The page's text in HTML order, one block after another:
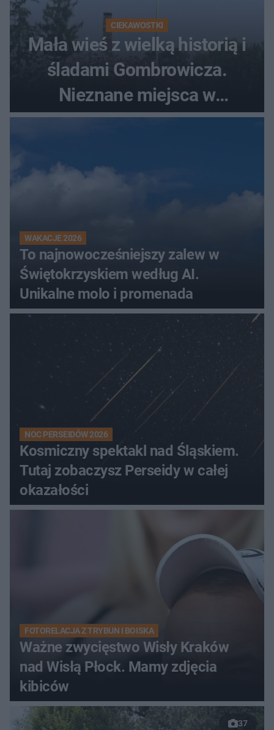
CIEKAWOSTKI
Mała wieś z wielką historią i
śladami Gombrowicza.
Nieznane miejsca w
Świętokrzyskiem
WAKACJE 2026
To najnowocześniejszy zalew w
Świętokrzyskiem według AI.
Unikalne molo i promenada
NOC PERSEIDÓW 2026
Kosmiczny spektakl nad Śląskiem.
Tutaj zobaczysz Perseidy w całej
okazałości
FOTORELACJA Z TRYBUN I BOISKA
Ważne zwycięstwo Wisły Kraków
nad Wisłą Płock. Mamy zdjęcia
kibiców
37